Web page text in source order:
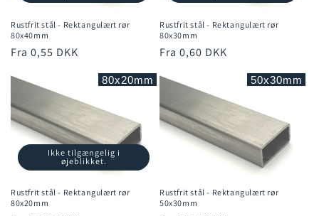
Rustfrit stål - Rektangulært rør
80x40mm
Normalpris
Fra 0,55 DKK
Rustfrit stål - Rektangulært rør
80x30mm
Normalpris
Fra 0,60 DKK
Ikke tilgængelig i
øjeblikket.
Rustfrit stål - Rektangulært rør
80x20mm
80x20mm
Rustfrit stål - Rektangulært rør
50x30mm
50x30mm